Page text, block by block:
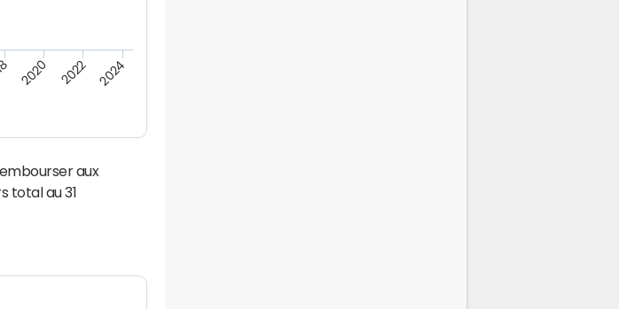
2020 2022 2024
aux
total au 31